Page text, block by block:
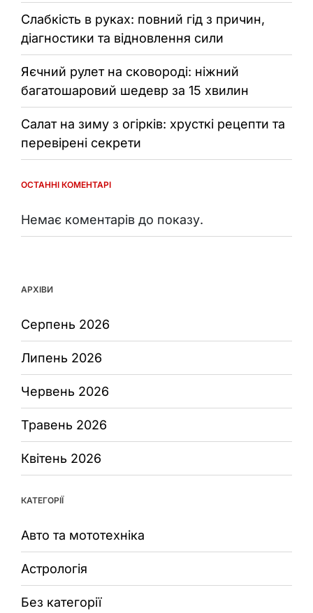
Слабкість в руках: повний гід з причин,
діагностики та відновлення сили
Яєчний рулет на сковороді: ніжний
багатошаровий шедевр за 15 хвилин
Салат на зиму з огірків: хрусткі рецепти та
перевірені секрети
ОСТАННІ КОМЕНТАРІ
Немає коментарів до показу.
АРХІВИ
Серпень 2026
Липень 2026
Червень 2026
Травень 2026
Квітень 2026
КАТЕГОРІЇ
Авто та мототехніка
Астрологія
Без категорії